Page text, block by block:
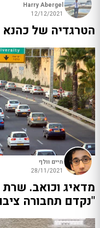
Harry Abergel
12/12/2021
הטרגדיה של כהנא
חיים וולף
28/11/2021
מדאיג וכואב.
"נקדם תחבורה